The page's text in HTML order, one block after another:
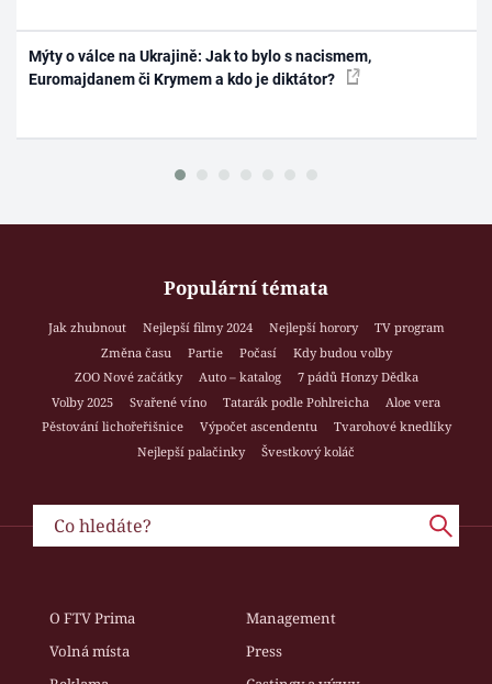
Mýty o válce na Ukrajině: Jak to bylo s nacismem,
Euromajdanem či Krymem a kdo je diktátor?
Populární témata
Jak zhubnout Nejlepší filmy 2024 Nejlepší horory
TV program
Změna času
Partie Počasí
Kdy budou volby
ZOO Nové začátky
Auto – katalog
7 pádů Honzy Dědka
Volby 2025
Svařené víno Tatarák podle Pohlreicha
Aloe vera
Pěstování lichořeřišnice
Výpočet ascendentu
Tvarohové knedlíky
Nejlepší palačinky
Švestkový koláč
O FTV Prima
Management
Volná místa
Press